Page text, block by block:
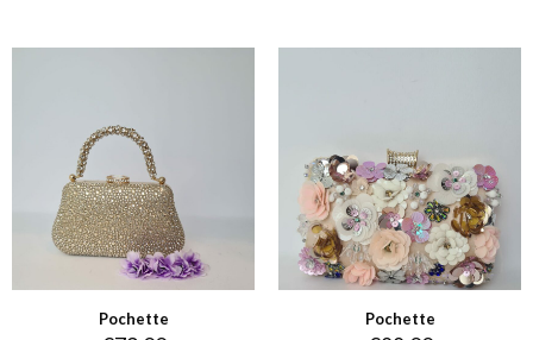
Pochette Pochette